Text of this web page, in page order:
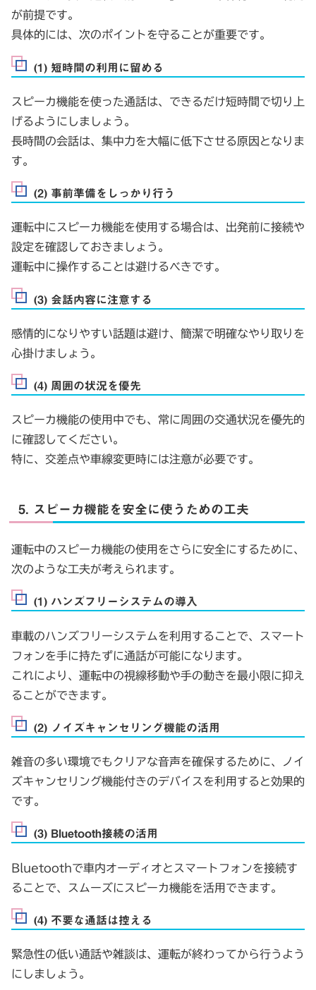
が前提です。
具体的には、次のポイントを守ることが重要です。
(1) 短時間の利用に留める
スピーカ機能を使った通話は、できるだけ短時間で切り上
げるようにしましょう。
長時間の会話は、集中力を大幅に低下させる原因となりま
す。
(2) 事前準備をしっかり行う
運転中にスピーカ機能を使用する場合は、出発前に接続や
設定を確認しておきましょう。
運転中に操作することは避けるべきです。
(3) 会話内容に注意する
感情的になりやすい話題は避け、簡潔で明確なやり取りを
心掛けましょう。
(4) 周囲の状況を優先
スピーカ機能の使用中でも、常に周囲の交通状況を優先的
に確認してください。
特に、交差点や車線変更時には注意が必要です。
5. スピーカ機能を安全に使うための工夫
運転中のスピーカ機能の使用をさらに安全にするために、
次のような工夫が考えられます。
(1) ハンズフリーシステムの導入
車載のハンズフリーシステムを利用することで、スマート
フォンを手に持たずに通話が可能になります。
これにより、運転中の視線移動や手の動きを最小限に抑え
ることができます。
(2) ノイズキャンセリング機能の活用
雑音の多い環境でもクリアな音声を確保するために、ノイ
ズキャンセリング機能付きのデバイスを利用すると効果的
です。
(3) Bluetooth接続の活用
Bluetoothで車内オーディオとスマートフォンを接続す
ることで、スムーズにスピーカ機能を活用できます。
(4) 不要な通話は控える
緊急性の低い通話や雑談は、運転が終わってから行うよう
にしましょう。